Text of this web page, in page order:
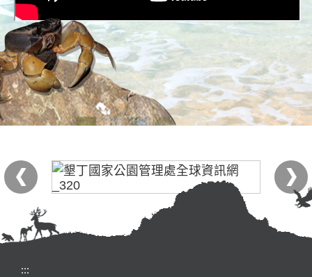
:::